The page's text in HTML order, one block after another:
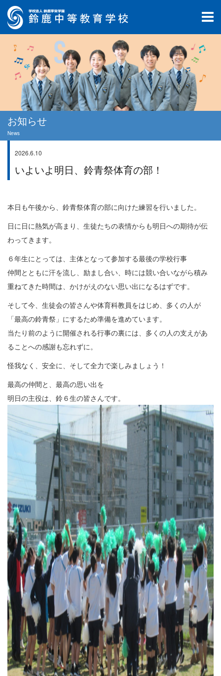
お知らせ
News
2026.6.10
いよいよ明日、鈴青祭体育の部！
本日も午後から、鈴青祭体育の部に向けた練習を行いました。
日に日に熱気が高まり、生徒たちの表情からも明日への期待が伝
わってきます。
６年生にとっては、主体となって参加する最後の学校行事
仲間とともに汗を流し、励まし合い、時には競い合いながら積み
重ねてきた時間は、かけがえのない思い出になるはずです。
そして今、生徒会の皆さんや体育科教員をはじめ、多くの人が
「最高の鈴青祭」にするため準備を進めています。
当たり前のように開催される行事の裏には、多くの人の支えがあ
ることへの感謝も忘れずに。
怪我なく、安全に、そして全力で楽しみましょう！
最高の仲間と、最高の思い出を
明日の主役は、鈴６生の皆さんです。